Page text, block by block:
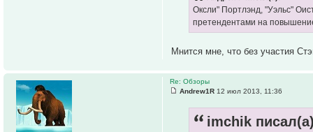
Оксли" Портлэнд, "Уэльс"
претендентами на
Мнится мне, что без участия
Re: Обзоры
Andrew1R 12 июл 2013, 11:36
imchik